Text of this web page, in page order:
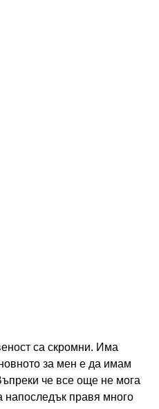
са скромни. Има
за мен е да имам
че все още не мога
напоследък правя много